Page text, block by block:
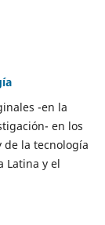
-en la
en los
de la tecnología
Latina y el